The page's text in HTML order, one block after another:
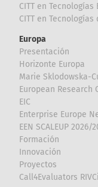
CITT en
CITT en Tecnologías
Europa
Presentación
Horizonte Europa
Marie Sklodowska-
European Research
EIC
Enterprise Europe
EEN SCALEUP 2026/
Formación
Innovación
Proyectos
Call4Evaluators